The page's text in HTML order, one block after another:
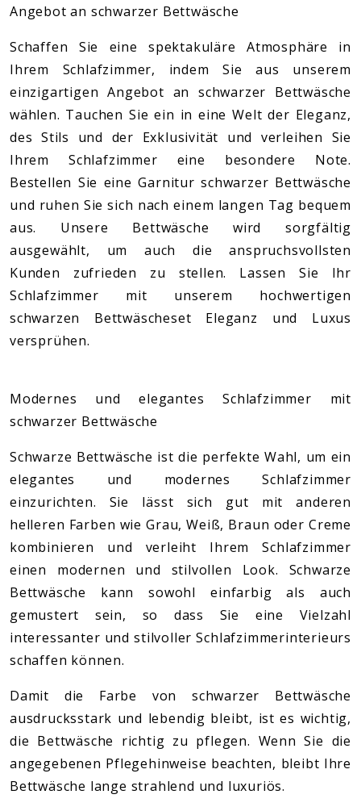
Angebot an schwarzer Bettwäsche
Schaffen Sie eine spektakuläre Atmosphäre in
Ihrem Schlafzimmer, indem Sie aus unserem
einzigartigen Angebot an schwarzer Bettwäsche
wählen. Tauchen Sie ein in eine Welt der Eleganz,
des Stils und der Exklusivität und verleihen Sie
Ihrem Schlafzimmer eine besondere Note.
Bestellen Sie eine Garnitur schwarzer Bettwäsche
und ruhen Sie sich nach einem langen Tag bequem
aus. Unsere Bettwäsche wird sorgfältig
ausgewählt, um auch die anspruchsvollsten
Kunden zufrieden zu stellen. Lassen Sie Ihr
Schlafzimmer mit unserem hochwertigen
schwarzen Bettwäscheset Eleganz und Luxus
versprühen.
Modernes und elegantes Schlafzimmer mit
schwarzer Bettwäsche
Schwarze Bettwäsche ist die perfekte Wahl, um ein
elegantes und modernes Schlafzimmer
einzurichten. Sie lässt sich gut mit anderen
helleren Farben wie Grau, Weiß, Braun oder Creme
kombinieren und verleiht Ihrem Schlafzimmer
einen modernen und stilvollen Look. Schwarze
Bettwäsche kann sowohl einfarbig als auch
gemustert sein, so dass Sie eine Vielzahl
interessanter und stilvoller Schlafzimmerinterieurs
schaffen können.
Damit die Farbe von schwarzer Bettwäsche
ausdrucksstark und lebendig bleibt, ist es wichtig,
die Bettwäsche richtig zu pflegen. Wenn Sie die
angegebenen Pflegehinweise beachten, bleibt Ihre
Bettwäsche lange strahlend und luxuriös.